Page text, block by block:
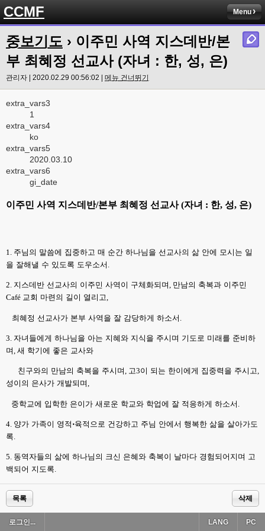
CCMF Menu
중보기도 › 이주민 사역 지스데반/본
부 최혜정 선교사 (자녀 : 한, 성, 은)
관리자 | 2020.02.29 00:56:02 | 메뉴 건너뛰기
extra_vars3
1
extra_vars4
ko
extra_vars5
2020.03.10
extra_vars6
gi_date
이주민 사역 지스데반/본부 최혜정 선교사(자녀 : 한, 성, 은)
1. 주님의 말씀에 집중하고 매 순간 하나님을 선교사의 삶 안에 모시는 일
을 잘해낼 수 있도록 도우소서 .
2. 지스데반 선교사의 이주민 사역이 구체화되며, 만남의 축복과 이주민
Café 교회 마련의 길이 열리고,
최혜정 선교사가 본부 사역을 잘 감당하게 하소서
3. 자녀들에게 하나님을 아는 지혜와 지식을 주시며 기도로 미래를 준비하
며 새 학기에 좋은 교사와
친구와의 만남의 축복을 주시며, 고3이 되는 한이에게 집중력을 주시고,
성이의 은사가 개발되며,
중학교에 입학한 은이가 새로운 학교와 학업에 잘 적응하게 하소서
4. 양가 가족이 영적 ⋅육적으로 건강하고 주님 안에서 행복한 삶을 살아가도
록
5. 동역자들의 삶에 하나님의 크신 은혜와 축복이 날마다 경험되어지며 고
백되어 지도록.
목록 삭제
로그인... PC
LANG